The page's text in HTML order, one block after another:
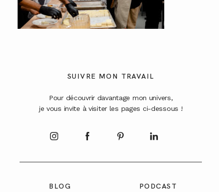
BLOG
SUIVRE MON TRAVAIL
Pour découvrir davantage mon univers,
je vous invite à visiter les pages ci-dessous !
PODCAST
VIDÉOS
SERVICES
A PROPOS